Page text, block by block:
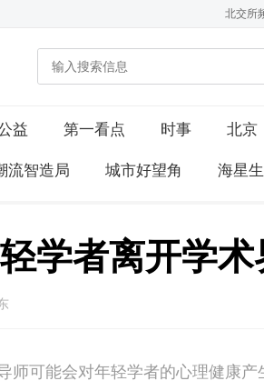
北交所
益 第一看点 时事 北京
流智造局 城市好望角 海星
学者离开学
师可能会对年轻学者的心理健康